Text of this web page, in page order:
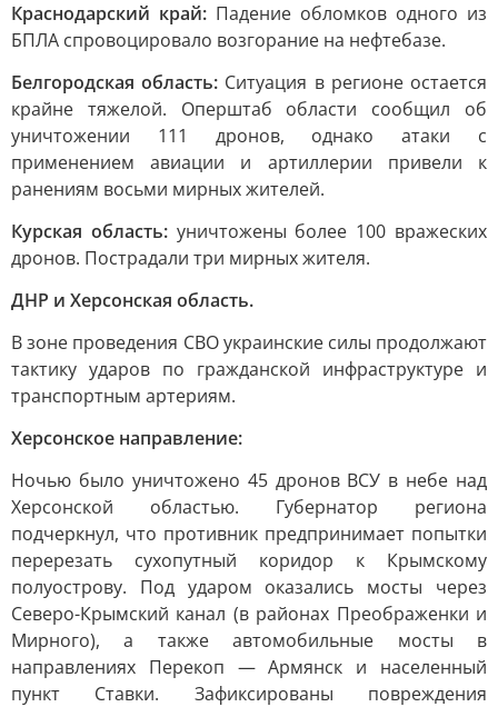
Краснодарский край: Падение обломков одного из
БПЛА спровоцировало возгорание на нефтебазе.
Белгородская область: Ситуация в регионе остается
крайне тяжелой. Оперштаб области сообщил об
уничтожении 111 дронов, однако атаки с
применением авиации и артиллерии привели к
ранениям восьми мирных жителей.
Курская область:уничтожены более 100 вражеских
дронов. Пострадали три мирных жителя.
ДНР и Херсонская область.
В зоне проведения СВО украинские силы продолжают
тактику ударов по гражданской инфраструктуре и
транспортным артериям.
Херсонское направление:
Ночью было уничтожено 45 дронов ВСУ в небе над
Херсонской областью. Губернатор региона
подчеркнул, что противник предпринимает попытки
перерезать сухопутный коридор к Крымскому
полуострову. Под ударом оказались мосты через
Северо-Крымский канал (в районах Преображенки и
Мирного), а также автомобильные мосты в
направлениях Перекоп — Армянск и населенный
пункт Ставки. Зафиксированы повреждения